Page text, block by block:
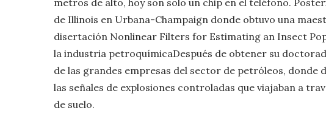
metros de alto, hoy son solo un chip en el teléfono.
de Illinois en Urbana-Champaign donde obtuvo una
disertación Nonlinear Filters for Estimating an Insect
la industria petroquímicaDespués de obtener su
de las grandes empresas del sector de petróleos,
las señales de explosiones controladas que viajaban a
de suelo.